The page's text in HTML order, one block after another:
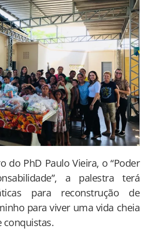
do PhD Paulo Vieira, o “Poder
a palestra terá
para reconstrução de
para viver uma vida cheia
conquistas.